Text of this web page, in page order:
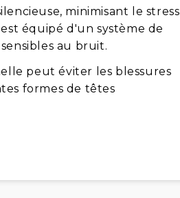
minimisant le stress
équipé d'un système de
au bruit.
peut éviter les blessures
formes de têtes